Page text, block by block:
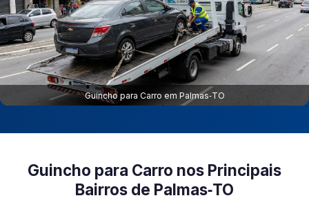
Guincho para Carro em Palmas‑TO
Guincho para Carro nos Principais
Bairros de Palmas‑TO